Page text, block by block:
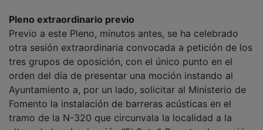
Previo a este Pleno, minutos antes, se ha celebrado
otra sesión extraordinaria convocada a petición de los
tres grupos de oposición, con el único punto en el
orden del día de presentar una moción instando al
Ayuntamiento a, por un lado, solicitar al Ministerio de
Fomento la instalación de barreras acústicas en el
tramo de la N-320 que circunvala la localidad a la
altura de la urbanización “El Soto”. Por otro, la moción